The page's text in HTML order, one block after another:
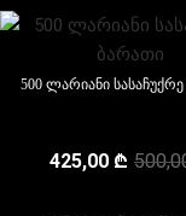
500 ლარიანი
425,00 ₾